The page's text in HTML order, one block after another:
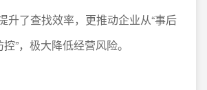
升了查找效率，更推动企业从“事后
”，极大降低经营风险。